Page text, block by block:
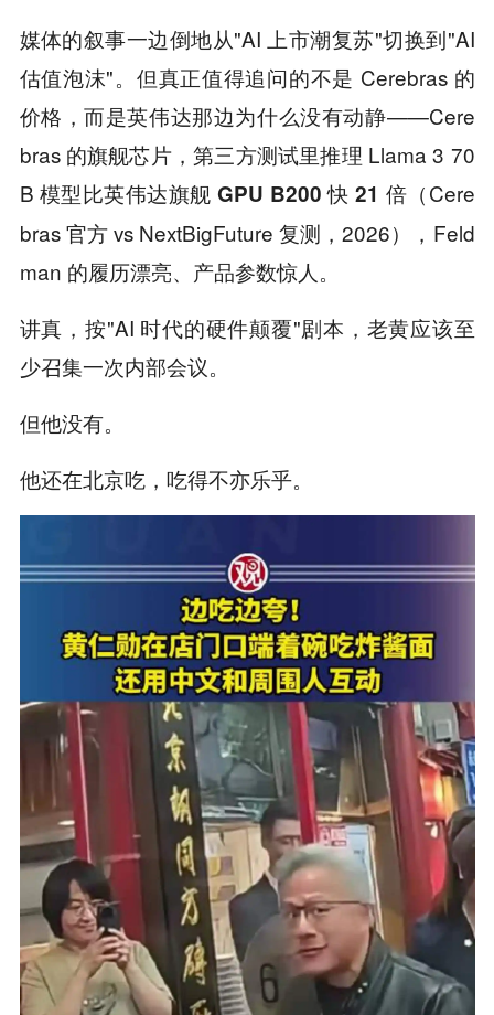
媒体的叙事一边倒地从"AI 上市潮复苏"切换到"AI
估值泡沫"。但真正值得追问的不是 Cerebras 的
价格，而是英伟达那边为什么没有动静——Cere
bras 的旗舰芯片，第三方测试里推理 Llama 3 70
B 模型比英伟达旗舰 GPU B200 快 21 倍 （Cere
bras 官方 vs NextBigFuture 复测，2026），Feld
man 的履历漂亮、产品参数惊人。
讲真，按"AI 时代的硬件颠覆"剧本，老黄应该至
少召集一次内部会议。
但他没有。
他还在北京吃，吃得不亦乐乎。